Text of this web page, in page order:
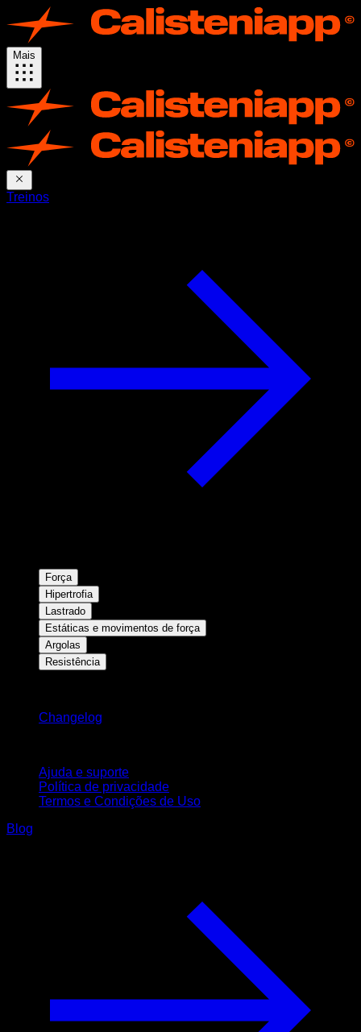
Mais
Treinos
Força
Hipertrofia
Lastrado
Estáticas e movimentos de força
Argolas
Resistência
Changelog
Ajuda e suporte
Política de privacidade
Termos e Condições de Uso
Blog